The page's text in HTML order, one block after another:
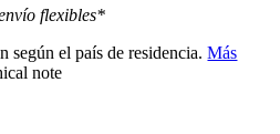
flexibles*
según el país de residencia. Más
note